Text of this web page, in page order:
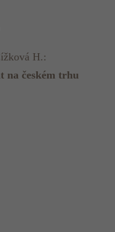
H.:
na českém trhu